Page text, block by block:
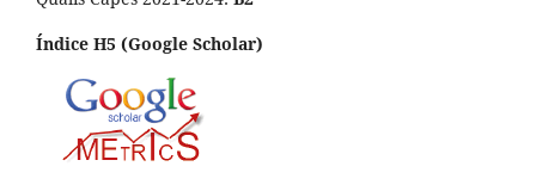
Índice H5 (Google Scholar)